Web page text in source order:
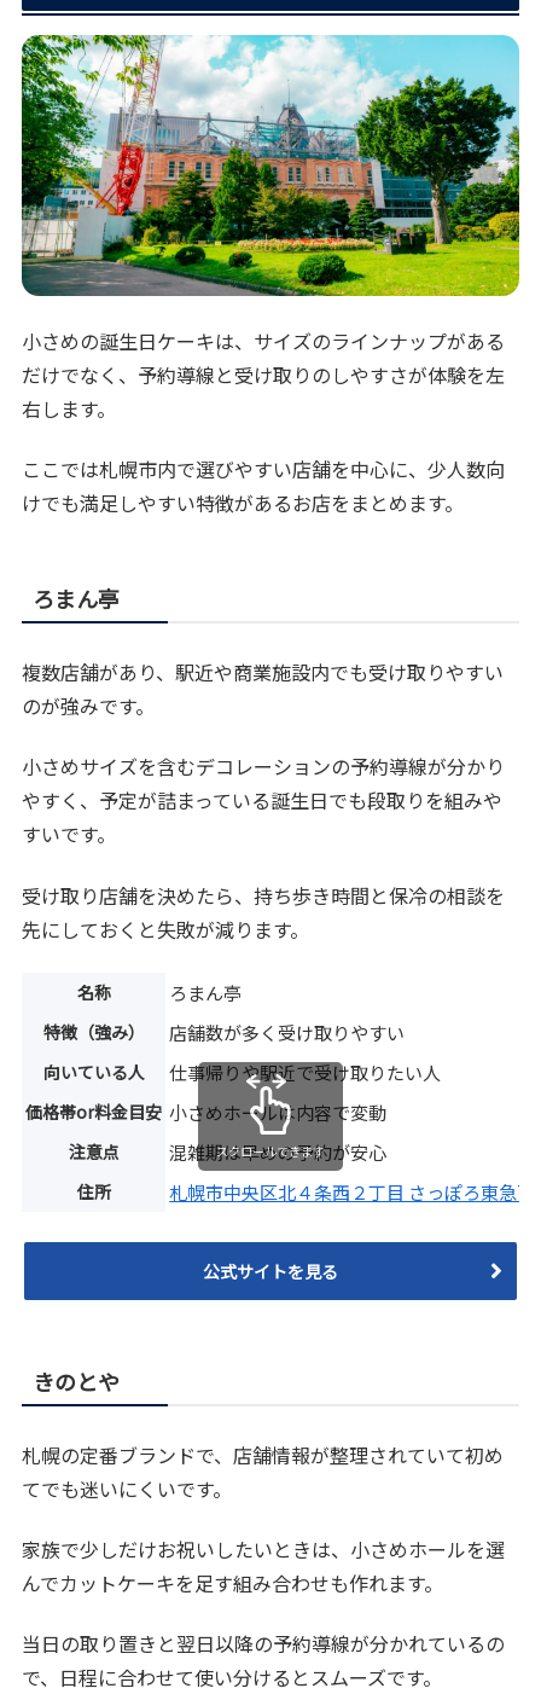
小さめの誕生日ケーキは、サイズのラインナップがある
だけでなく、予約導線と受け取りのしやすさが体験を左
右します。
ここでは札幌市内で選びやすい店舗を中心に、少人数向
けでも満足しやすい特徴があるお店をまとめます。
ろまん亭
複数店舗があり、駅近や商業施設内でも受け取りやすい
のが強みです。
小さめサイズを含むデコレーションの予約導線が分かり
やすく、予定が詰まっている誕生日でも段取りを組みや
すいです。
受け取り店舗を決めたら、持ち歩き時間と保冷の相談を
先にしておくと失敗が減ります。
名称 ろまん亭
特徴（強み） 店舗数が多く受け取りやすい
向いている人 仕事帰りや駅近で受け取りたい人
価格帯or料金目安 小さめホールは内容で変動
注意点 混雑期は早めの予約が安心
住所 札幌市中央区北４条西２丁目 さっぽろ東急
スクロールできます
公式サイトを見る
きのとや
札幌の定番ブランドで、店舗情報が整理されていて初め
てでも迷いにくいです。
家族で少しだけお祝いしたいときは、小さめホールを選
んでカットケーキを足す組み合わせも作れます。
当日の取り置きと翌日以降の予約導線が分かれているの
で、日程に合わせて使い分けるとスムーズです。